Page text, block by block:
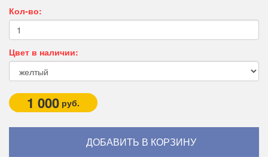
Кол-во:
Цвет в наличии:
1 000 руб.